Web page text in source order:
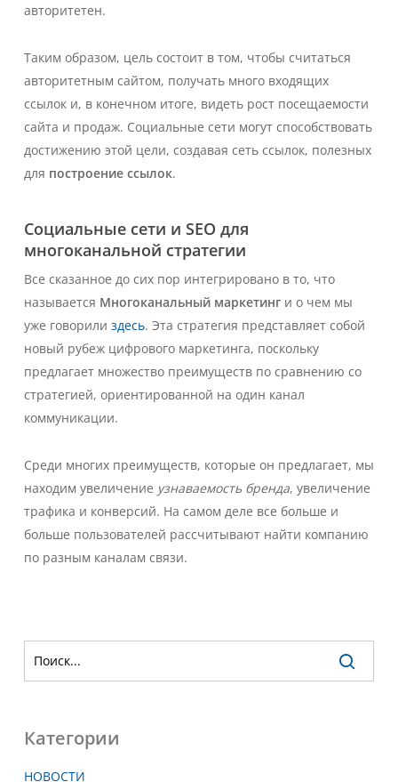
авторитетен.
Таким образом, цель состоит в том, чтобы считаться
авторитетным сайтом, получать много входящих
ссылок и, в конечном итоге, видеть рост посещаемости
сайта и продаж. Социальные сети могут способствовать
достижению этой цели, создавая сеть ссылок, полезных
для построение ссылок.
Социальные сети и SEO для
многоканальной стратегии
Все сказанное до сих пор интегрировано в то, что
называется Многоканальный маркетинги о чем мы
уже говорили здесь. Эта стратегия представляет собой
новый рубеж цифрового маркетинга, поскольку
предлагает множество преимуществ по сравнению со
стратегией, ориентированной на один канал
коммуникации.
Среди многих преимуществ, которые он предлагает, мы
находим увеличение узнаваемость бренда, увеличение
трафика и конверсий. На самом деле все больше и
больше пользователей рассчитывают найти компанию
по разным каналам связи.
Категории
НОВОСТИ